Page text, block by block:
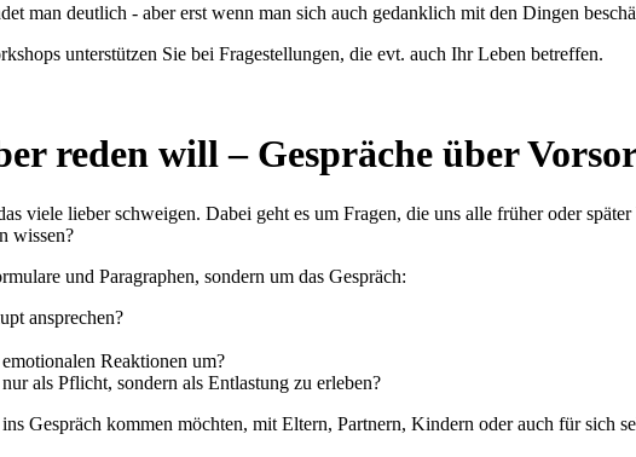
man deutlich - aber erst wenn man sich auch gedanklich mit den Dingen
unterstützen Sie bei Fragestellungen, die evt. auch Ihr Leben betreffen.
reden will – Gespräche über
viele lieber schweigen. Dabei geht es um Fragen, die uns alle früher oder
wissen?
und Paragraphen, sondern um das Gespräch:
ansprechen?
Reaktionen um?
als Pflicht, sondern als Entlastung zu erleben?
Gespräch kommen möchten, mit Eltern, Partnern, Kindern oder auch für sich